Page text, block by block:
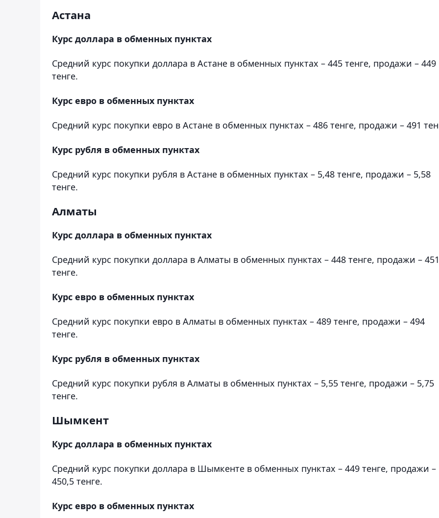
Астана
Курс доллара в обменных пунктах
Средний курс покупки доллара в Астане в обменных пунктах – 445 тенге, продажи – 449
тенге.
Курс евро в обменных пунктах
Средний курс покупки евро в Астане в обменных пунктах – 486 тенге, продажи – 491
Курс рубля в обменных пунктах
Средний курс покупки рубля в Астане в обменных пунктах – 5,48 тенге, продажи – 5,58
тенге.
Алматы
Курс доллара в обменных пунктах
Средний курс покупки доллара в Алматы в обменных пунктах – 448 тенге, продажи –
тенге.
Курс евро в обменных пунктах
Средний курс покупки евро в Алматы в обменных пунктах – 489 тенге, продажи – 494
тенге.
Курс рубля в обменных пунктах
Средний курс покупки рубля в Алматы в обменных пунктах – 5,55 тенге, продажи – 5,75
тенге.
Шымкент
Курс доллара в обменных пунктах
Средний курс покупки доллара в Шымкенте в обменных пунктах – 449 тенге, продажи –
450,5 тенге.
Курс евро в обменных пунктах